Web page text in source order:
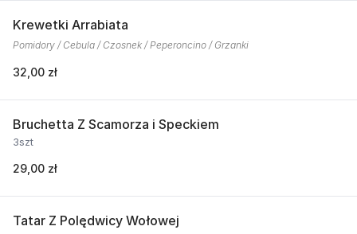
Krewetki Arrabiata
Pomidory / Cebula / Czosnek / Peperoncino / Grzanki
32,00 zł
Bruchetta Z Scamorza i Speckiem
3szt
29,00 zł
Tatar Z Polędwicy Wołowej